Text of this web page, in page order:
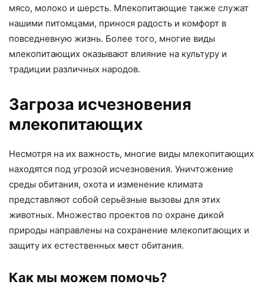
мясо, молоко и шерсть. Млекопитающие также служат
нашими питомцами, принося радость и комфорт в
повседневную жизнь. Более того, многие виды
млекопитающих оказывают влияние на культуру и
традиции различных народов.
Загроза исчезновения
млекопитающих
Несмотря на их важность, многие виды млекопитающих
находятся под угрозой исчезновения. Уничтожение
среды обитания, охота и изменение климата
представляют собой серьёзные вызовы для этих
животных. Множество проектов по охране дикой
природы направлены на сохранение млекопитающих и
защиту их естественных мест обитания.
Как мы можем помочь?